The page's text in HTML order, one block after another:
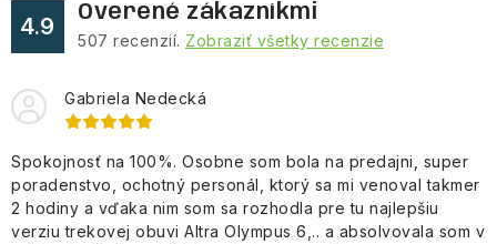
4.9
Overené zákazníkmi
507 recenzií. Zobraziť všetky recenzie
Gabriela Nedecká
Spokojnosť na 100%. Osobne som bola na predajni, super
poradenstvo, ochotný personál, ktorý sa mi venoval takmer
2 hodiny a vďaka nim som sa rozhodla pre tu najlepšiu
verziu trekovej obuvi Altra Olympus 6,.. a absolvovala som v